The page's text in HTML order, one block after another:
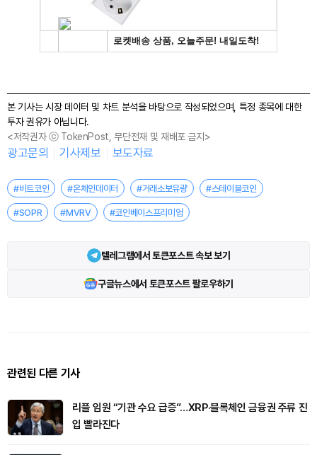
본 기사는 시장 데이터 및 차트 분석을 바탕으로 작성되었으며, 특정 종목에 대한
투자 권유가 아닙니다.
<저작권자 ⓒ TokenPost, 무단전재 및 재배포 금지>
광고문의 기사제보 보도자료
#비트코인 #온체인데이터 #거래소보유량 #스테이블코인
#SOPR #MVRV #코인베이스프리미엄
텔레그램에서 토큰포스트 속보 보기
구글뉴스에서 토큰포스트 팔로우하기
관련된 다른 기사
리플 임원 “기관 수요 급증”…XRP·블록체인 금융권 주류 진
입 빨라진다